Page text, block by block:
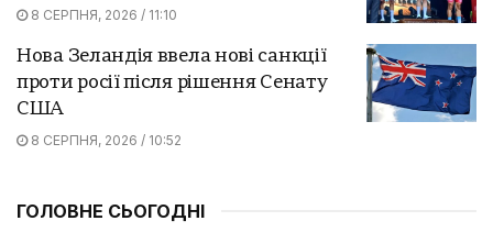
8 СЕРПНЯ, 2026 / 11:10
Нова Зеландія ввела нові санкції
проти росії після рішення Сенату
США
8 СЕРПНЯ, 2026 / 10:52
ГОЛОВНЕ СЬОГОДНІ